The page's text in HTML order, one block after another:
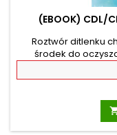
(EBOOK) CDL/
Roztwór ditlenku
środek do
eliminowania
smaku i ma
wskazówki, w jaki
stosować
efekty dla
doustnie i dożylnie.